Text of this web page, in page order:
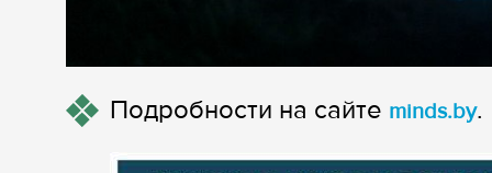
Подробности на сайте minds.by.